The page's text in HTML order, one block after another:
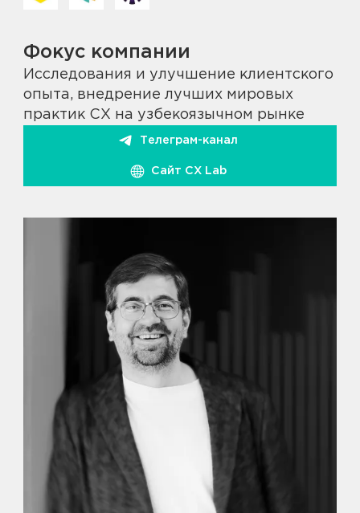
Фокус компании
Исследования и улучшение клиентского
опыта, внедрение лучших мировых
практик CX на узбекоязычном рынке
Телеграм-канал
Сайт СX Lab